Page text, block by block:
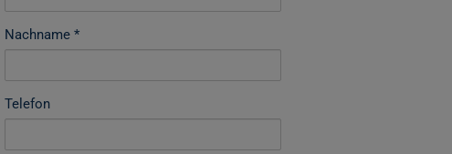
Nachname
Telefon